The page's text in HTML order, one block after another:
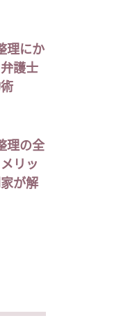
理にか
護士
理の全
リッ
が解